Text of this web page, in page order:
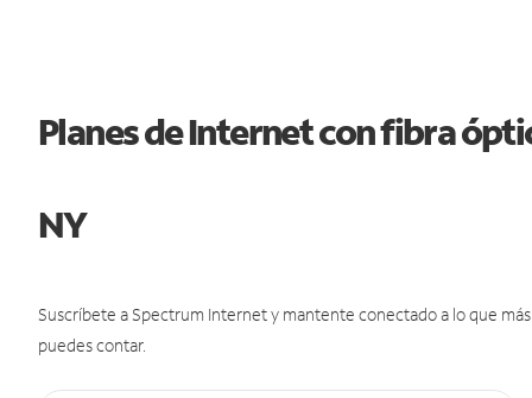
Planes de Internet con fibra
NY
Suscríbete a Spectrum Internet y mantente conectado a lo que
puedes contar.